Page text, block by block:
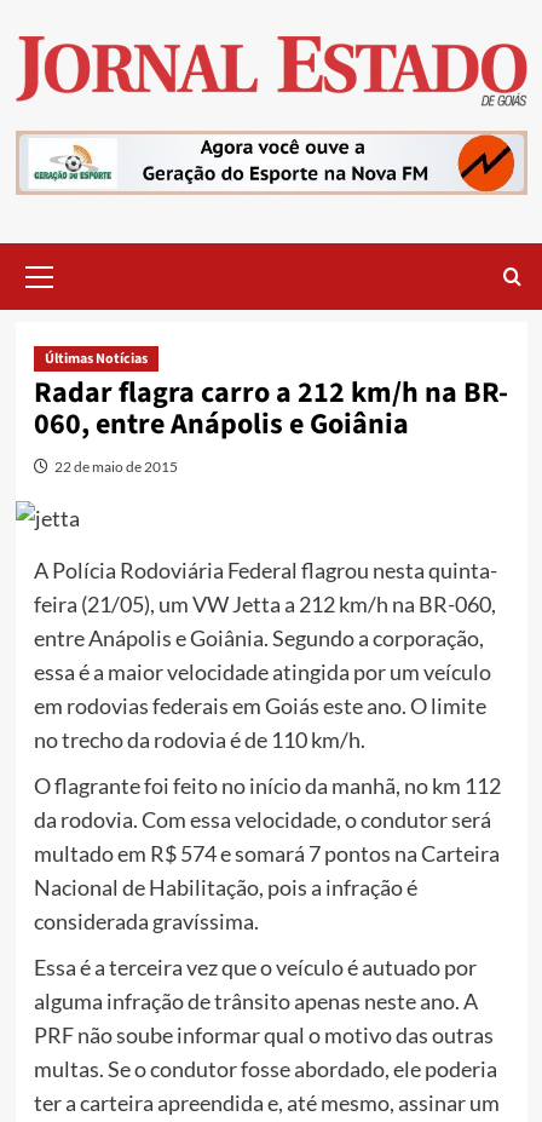
content
Menu
Últimas Notícias
Radar flagra carro a 212 km/h na BR-
060, entre Anápolis e Goiânia
22 de maio de 2015
A Polícia Rodoviária Federal flagrou nesta quinta-
feira (21/05), um VW Jetta a 212 km/h na BR-060,
entre Anápolis e Goiânia. Segundo a corporação,
essa é a maior velocidade atingida por um veículo
em rodovias federais em Goiás este ano. O limite
no trecho da rodovia é de 110 km/h.
O flagrante foi feito no início da manhã, no km 112
da rodovia. Com essa velocidade, o condutor será
multado em R$ 574 e somará 7 pontos na Carteira
Nacional de Habilitação, pois a infração é
considerada gravíssima.
Essa é a terceira vez que o veículo é autuado por
alguma infração de trânsito apenas neste ano. A
PRF não soube informar qual o motivo das outras
multas. Se o condutor fosse abordado, ele poderia
ter a carteira apreendida e, até mesmo, assinar um